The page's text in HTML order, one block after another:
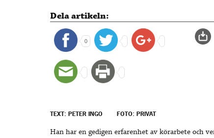
Dela artikeln:
0
TEXT: PETER INGO FOTO: PRIVAT
Han har en gedigen erfarenhet av körarbete och